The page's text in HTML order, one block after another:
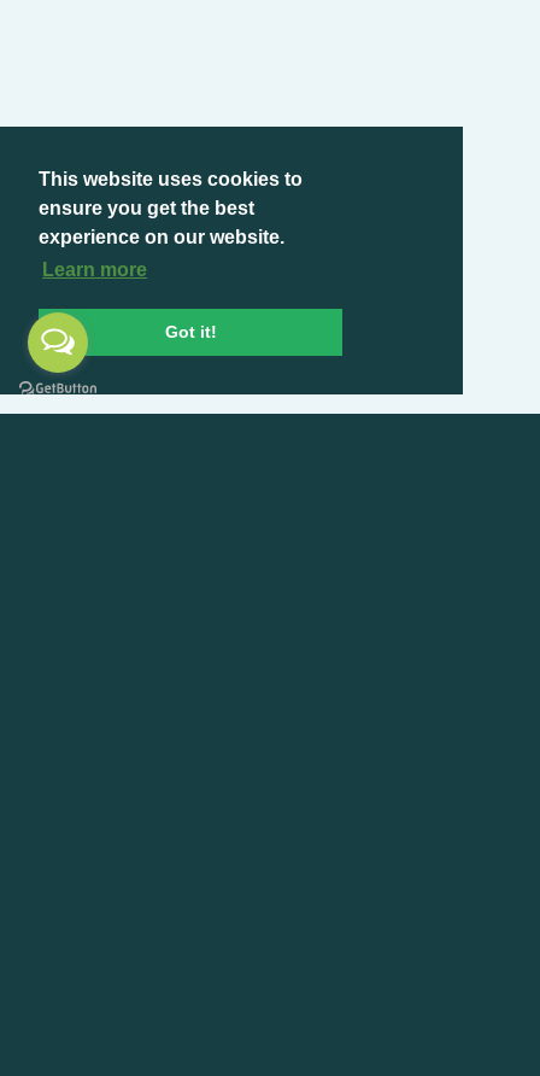
This website uses cookies to
ensure you get the best
experience on our website.
Learn more
Got it!